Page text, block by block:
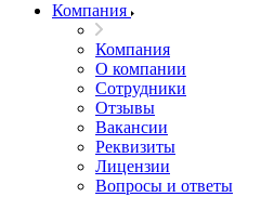
Компания
Компания
О компании
Сотрудники
Отзывы
Вакансии
Реквизиты
Лицензии
Вопросы и ответы